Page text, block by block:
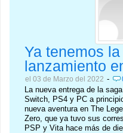
Ya tenemos
lanzamiento
el 03 de Marzo del 2022 -
La nueva entrega de la
Switch, PS4 y PC a
nueva aventura en The
Zero, que ya tuvo sus
PSP y Vita hace más de